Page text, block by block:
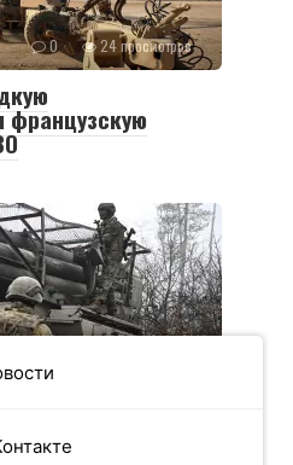
0 24 просмотров
контракт для